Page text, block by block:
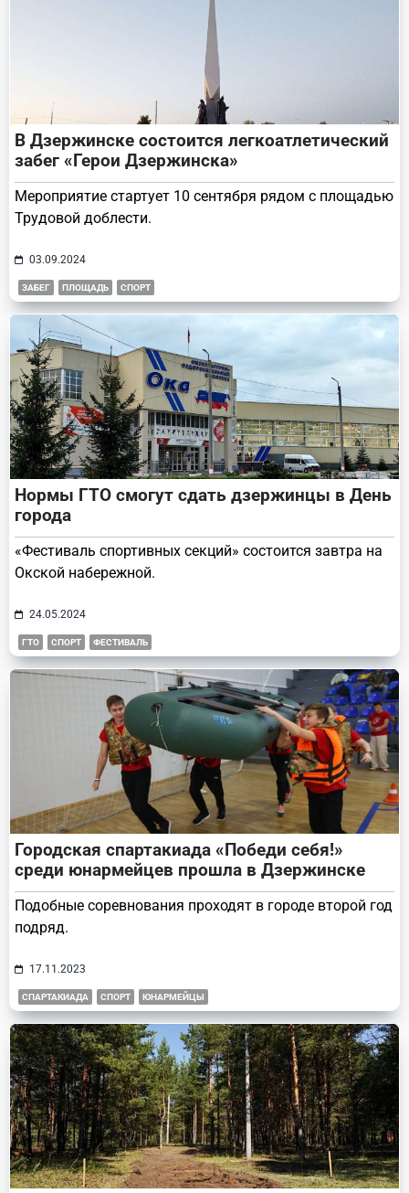
В Дзержинске состоится легкоатлетический
забег «Герои Дзержинска»
Мероприятие стартует 10 сентября рядом с площадью
Трудовой доблести.
03.09.2024
ЗАБЕГ ПЛОЩАДЬ СПОРТ
Нормы ГТО смогут сдать дзержинцы в День
города
«Фестиваль спортивных секций» состоится завтра на
Окской набережной.
24.05.2024
ГТО СПОРТ ФЕСТИВАЛЬ
Городская спартакиада «Победи себя!»
среди юнармейцев прошла в Дзержинске
Подобные соревнования проходят в городе второй год
подряд.
17.11.2023
СПАРТАКИАДА СПОРТ ЮНАРМЕЙЦЫ